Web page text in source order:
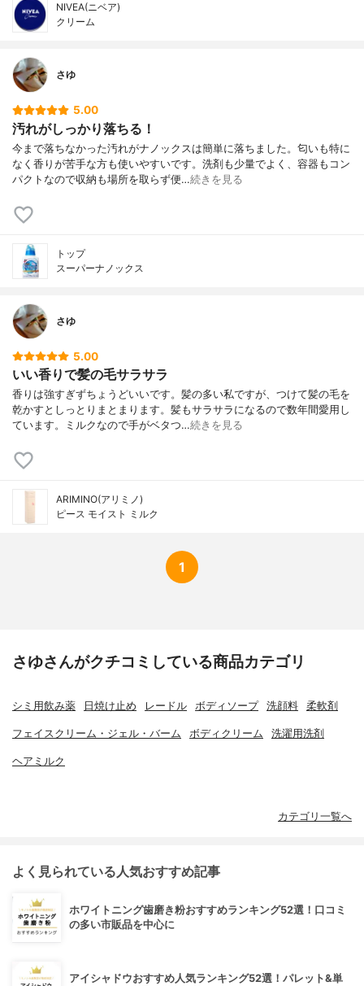
NIVEA(ニベア)
クリーム
さゆ
5.00
汚れがしっかり落ちる！
今まで落ちなかった汚れがナノックスは簡単に落ちました。匂いも特に
なく香りが苦手な方も使いやすいです。洗剤も少量でよく、容器もコン
パクトなので収納も場所を取らず便…続きを見る
トップ
スーパーナノックス
さゆ
5.00
いい香りで髪の毛サラサラ
香りは強すぎずちょうどいいです。髪の多い私ですが、つけて髪の毛を
乾かすとしっとりまとまります。髪もサラサラになるので数年間愛用し
ています。ミルクなので手がベタつ…続きを見る
ARIMINO(アリミノ)
ピース モイスト ミルク
1
さゆさんがクチコミしている商品カテゴリ
シミ用飲み薬 日焼け止め レードル ボディソープ 洗顔料 柔軟剤
フェイスクリーム・ジェル・バーム ボディクリーム 洗濯用洗剤
ヘアミルク
カテゴリ一覧へ
よく見られている人気おすすめ記事
ホワイトニング歯磨き粉おすすめランキング52選！口コミ
の多い市販品を中心に
アイシャドウおすすめ人気ランキング52選！パレット&単